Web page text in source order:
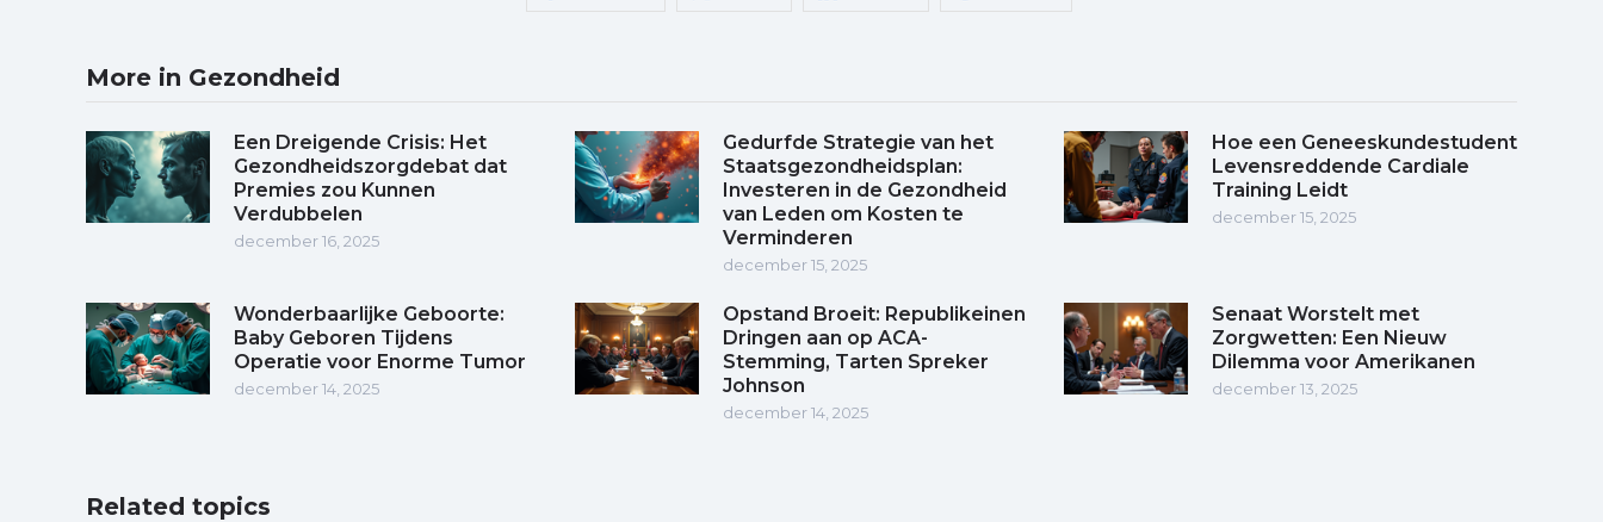
More in Gezondheid
Een Dreigende Crisis: Het
Gezondheidszorgdebat dat
Premies zou Kunnen
Verdubbelen
december 16, 2025
Gedurfde Strategie van het
Staatsgezondheidsplan:
Investeren in de Gezondheid
van Leden om Kosten te
Verminderen
december 15, 2025
Hoe een Geneeskundestudent
Levensreddende Cardiale
Training Leidt
december 15, 2025
Wonderbaarlijke Geboorte:
Baby Geboren Tijdens
Operatie voor Enorme Tumor
december 14, 2025
Opstand Broeit: Republikeinen
Dringen aan op ACA-
Stemming, Tarten Spreker
Johnson
december 14, 2025
Senaat Worstelt met
Zorgwetten: Een Nieuw
Dilemma voor Amerikanen
december 13, 2025
Related topics